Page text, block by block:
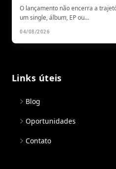
O lançamento não encerra a
um single, álbum, EP ou…
04/08/2026
Links úteis
Blog
Oportunidades
Contato